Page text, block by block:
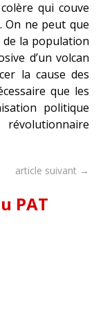
qui couve
On ne peut que
la population
d’un volcan
la cause des
que les
politique
article suivant →
PAT